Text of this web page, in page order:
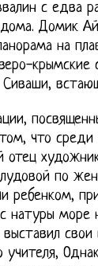
с едва
Домик
на
что среди
отец
по
ребенком,
натуры море
свои